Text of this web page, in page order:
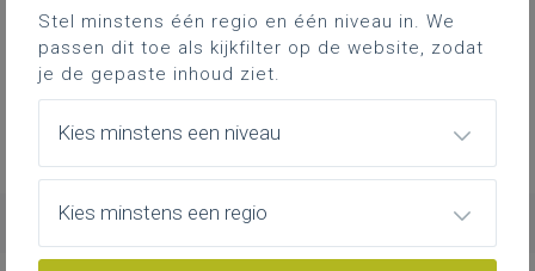
zoekcriteria.
Probeer een andere zoekopdracht.
Stel minstens één regio en één niveau in. We
passen dit toe als kijkfilter op de website, zodat
je de gepaste inhoud ziet.
Kies minstens een niveau
Kies minstens een regio